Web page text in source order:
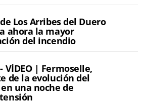
Los Arribes del Duero
ahora la mayor
del incendio
- VÍDEO | Fermoselle,
de la evolución del
una noche de